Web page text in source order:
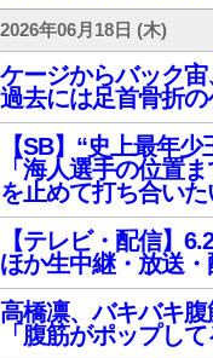
2026年06月18日 (木)
ケージからバック
過去には足首骨折の
【SB】“史上最年
「海人選手の位置
を止めて打ち合い
【テレビ・配信】
ほか生中継・放送
高橋凛、バキバキ腹
「腹筋がポップし